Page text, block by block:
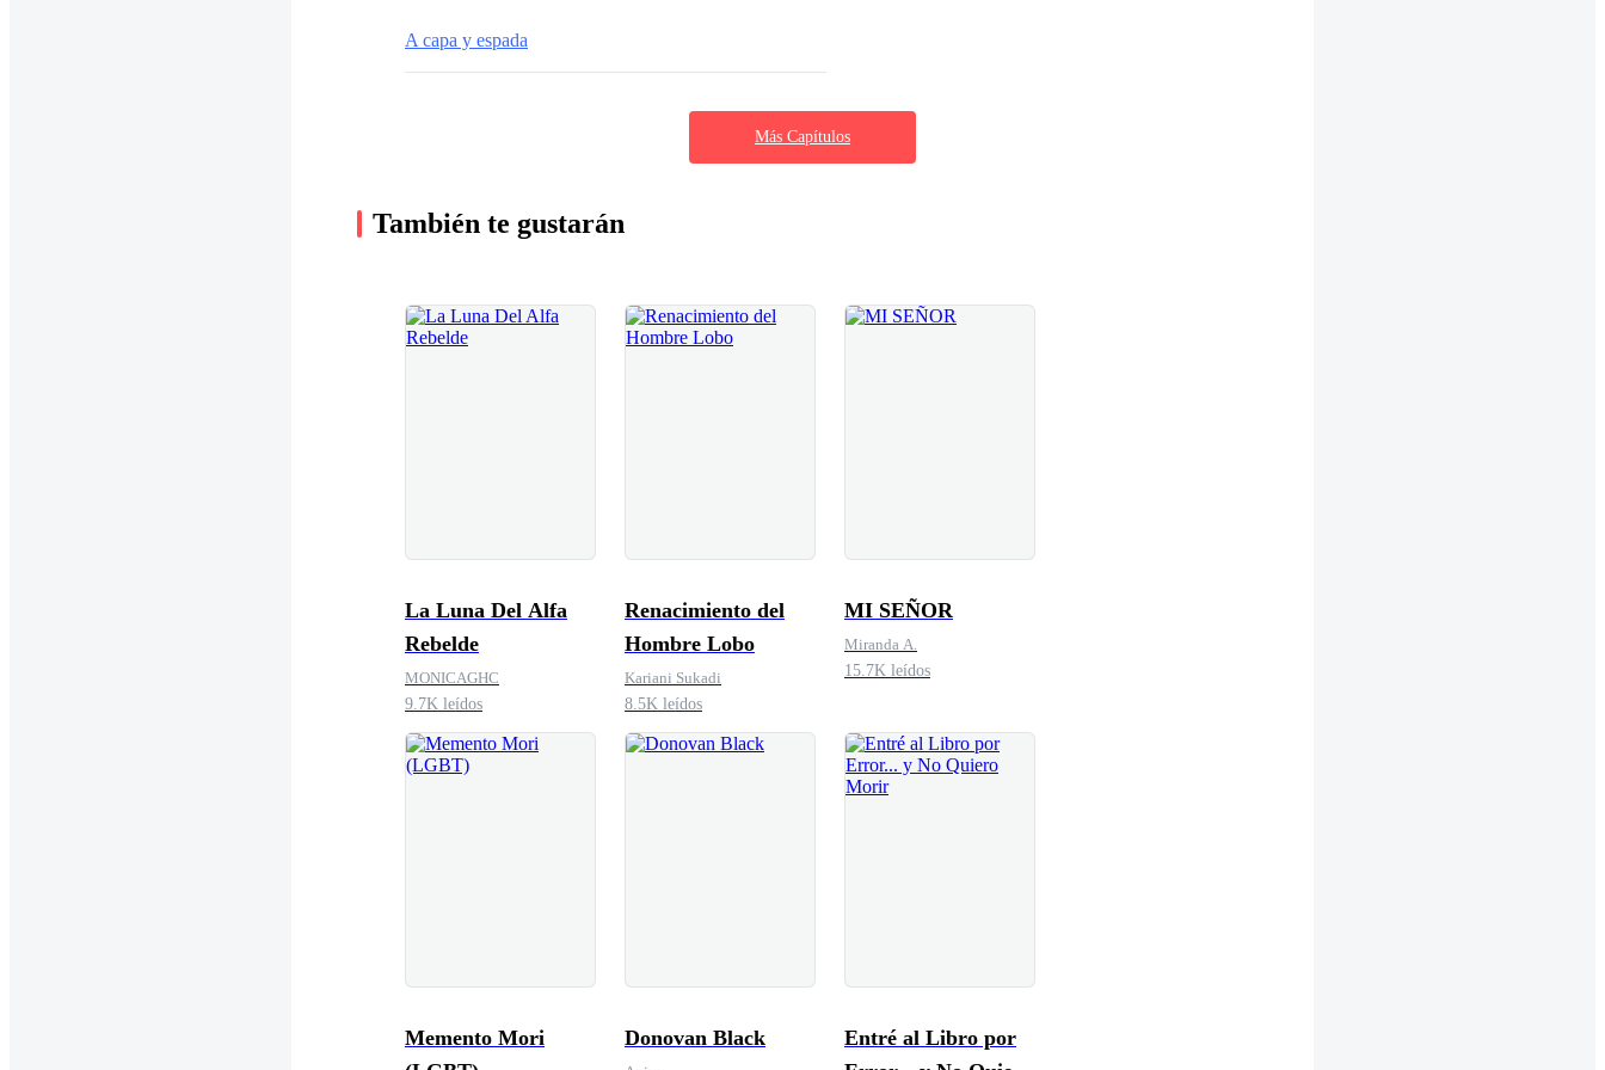
A capa y espada
Más Capítulos
También te gustarán
La Luna Del Alfa
Rebelde
MONICAGHC
9.7K leídos
Renacimiento del
Hombre Lobo
Kariani Sukadi
8.5K leídos
MI SEÑOR
Miranda A.
15.7K leídos
Memento Mori
Donovan Black
Entré al Libro por